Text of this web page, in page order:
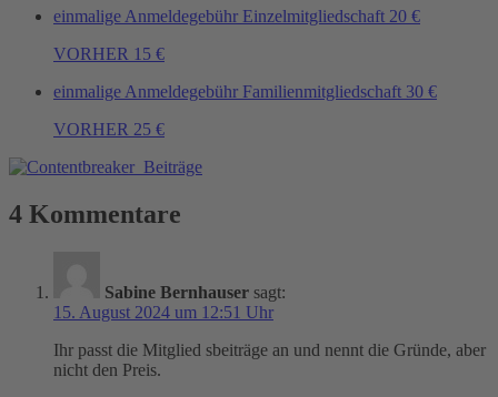
einmalige Anmeldegebühr Einzelmitgliedschaft 20 €
VORHER 15 €
einmalige Anmeldegebühr Familienmitgliedschaft 30 €
VORHER 25 €
4 Kommentare
Sabine Bernhauser sagt:
15. August 2024 um 12:51 Uhr
Ihr passt die Mitglied sbeiträge an und nennt die Gründe, aber
nicht den Preis.